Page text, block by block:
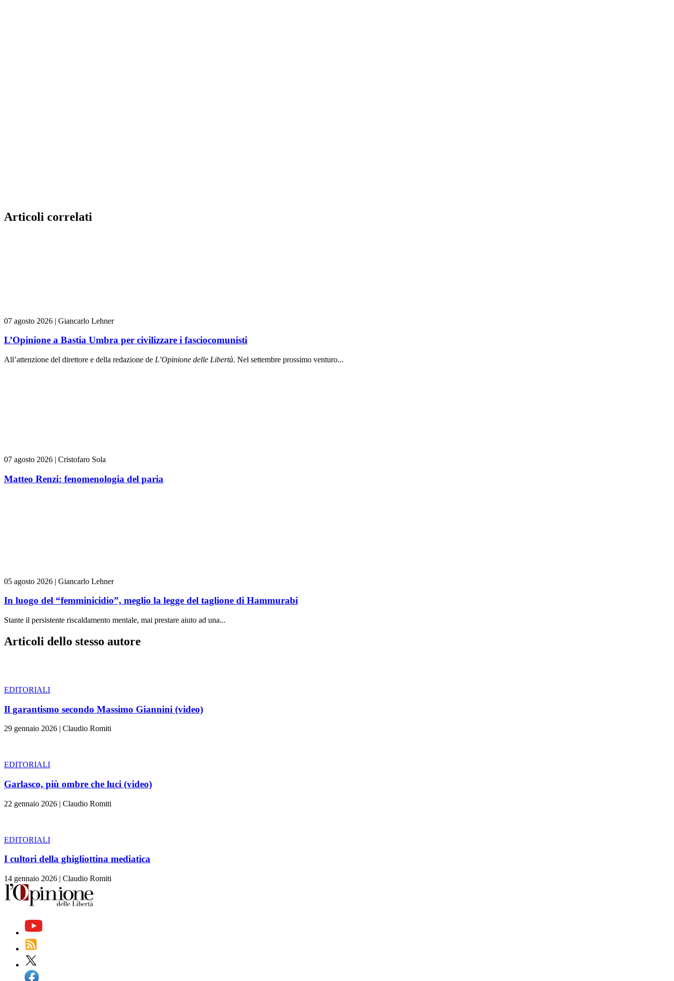
Articoli correlati
07 agosto 2026 | Giancarlo Lehner
L’Opinione a Bastia Umbra per civilizzare i fasciocomunisti
All’attenzione del direttore e della redazione de L’Opinione delle Libertà. Nel settembre prossimo venturo...
07 agosto 2026 | Cristofaro Sola
Matteo Renzi: fenomenologia del paria
05 agosto 2026 | Giancarlo Lehner
In luogo del “femminicidio”, meglio la legge del taglione di Hammurabi
Stante il persistente riscaldamento mentale, mai prestare aiuto ad una...
Articoli dello stesso autore
EDITORIALI
Il garantismo secondo Massimo Giannini (video)
29 gennaio 2026 | Claudio Romiti
EDITORIALI
Garlasco, più ombre che luci (video)
22 gennaio 2026 | Claudio Romiti
EDITORIALI
I cultori della ghigliottina mediatica
14 gennaio 2026 | Claudio Romiti